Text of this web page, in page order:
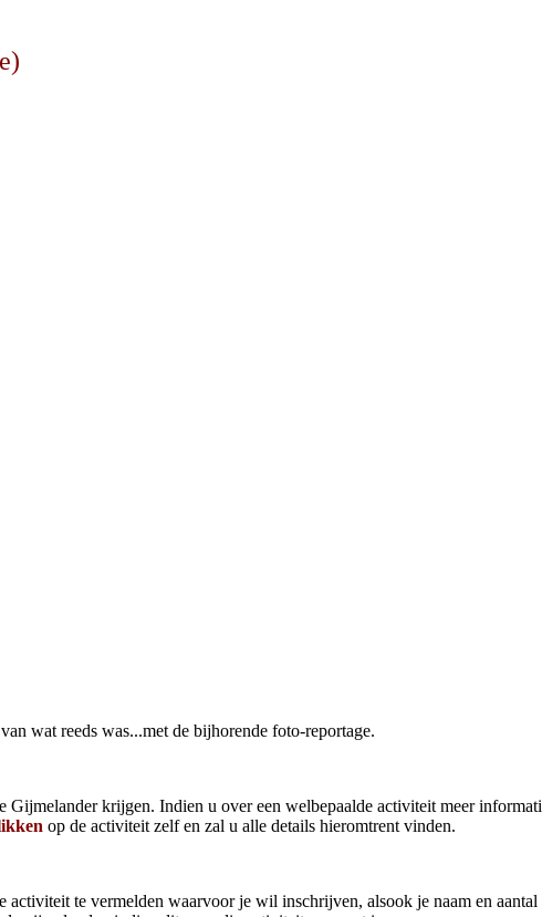
wat reeds was...met de bijhorende foto-reportage.
krijgen. Indien u over een welbepaalde activiteit meer
op de activiteit zelf en zal u alle details hieromtrent vinden.
te vermelden waarvoor je wil inschrijven, alsook je naam en aantal